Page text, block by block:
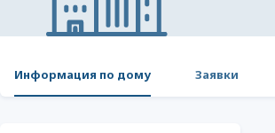
Информация по дому Заявки